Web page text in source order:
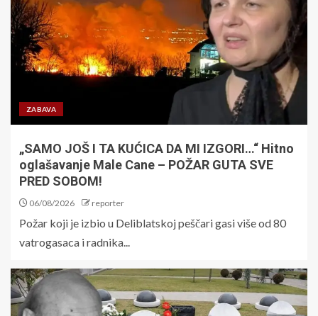
ZABAVA
„SAMO JOŠ I TA KUĆICA DA MI IZGORI…“ Hitno
oglašavanje Male Cane – POŽAR GUTA SVE
PRED SOBOM!
06/08/2026 reporter
Požar koji je izbio u Deliblatskoj peščari gasi više od 80
vatrogasaca i radnika...